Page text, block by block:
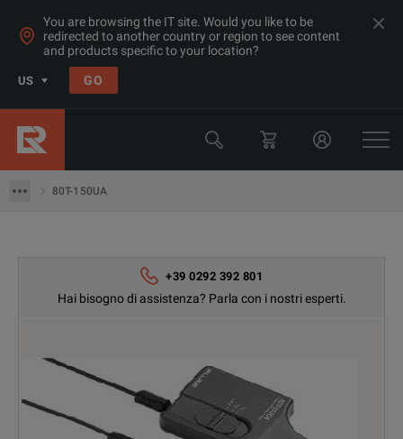
You are browsing the IT site. Would you like to be
redirected to another country or region to see content
and products specific to your location?
US GO
80T-150UA
Strumento di test per temperatura e ambiente
Fluke
+39 0292 392 801
Hai bisogno di assistenza? Parla con i nostri esperti.